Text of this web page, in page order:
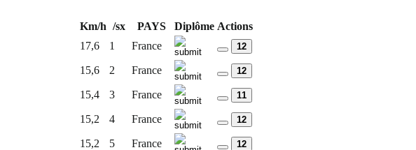
Km/h /sx PAYS Diplôme Actions
17,6 1 France 12
15,6 2 France 12
15,4 3 France 11
15,2 4 France 12
15,2 5 France 12